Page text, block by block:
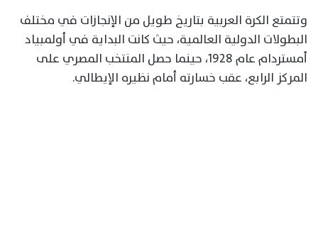
وتتمتع الكرة العربية بتاريخ طويل من الإنجازات في مختلف
البطولات الدولية العالمية، حيث كانت البداية في أولمبياد
أمستردام عام 1928، حينما حصل المنتخب المصري على
المركز الرابع، عقب خسارته أمام نظيره الإيطالي.